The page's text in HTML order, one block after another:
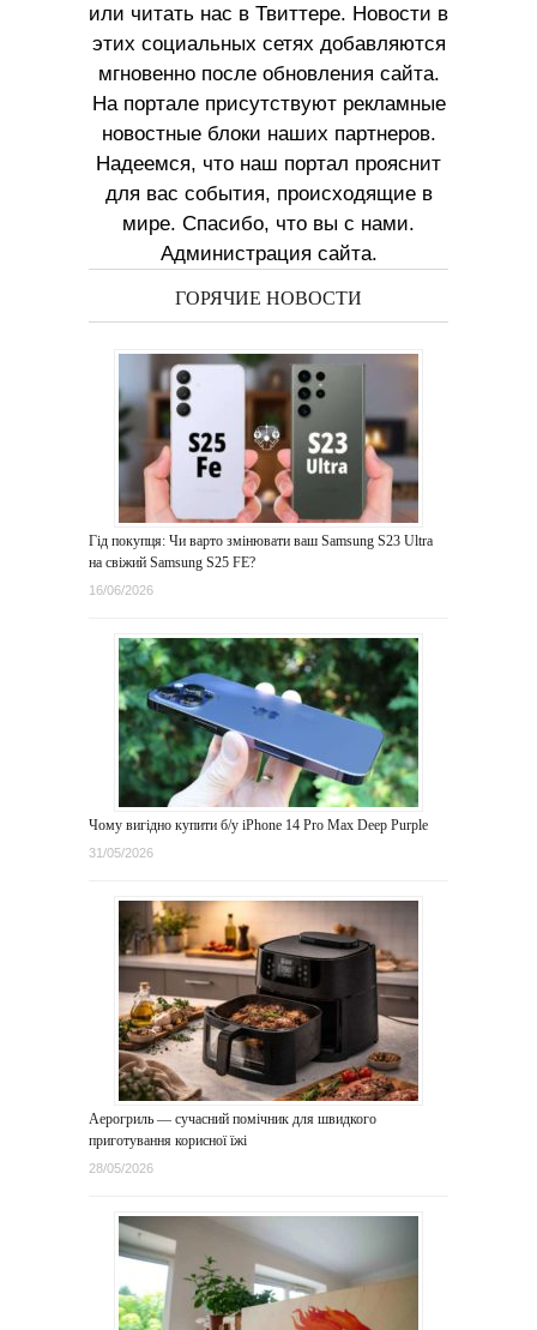
или читать нас в Твиттере. Новости в
этих социальных сетях добавляются
мгновенно после обновления сайта.
На портале присутствуют рекламные
новостные блоки наших партнеров.
Надеемся, что наш портал прояснит
для вас события, происходящие в
мире. Спасибо, что вы с нами.
Администрация сайта.
ГОРЯЧИЕ НОВОСТИ
Гід покупця: Чи варто змінювати ваш Samsung S23 Ultra
на свіжий Samsung S25 FE?
16/06/2026
Чому вигідно купити б/у iPhone 14 Pro Max Deep Purple
31/05/2026
Аерогриль — сучасний помічник для швидкого
приготування корисної їжі
28/05/2026